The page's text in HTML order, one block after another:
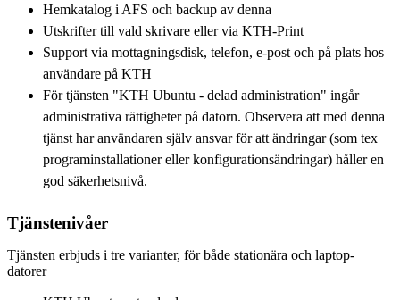
Hemkatalog i AFS och backup av denna
Utskrifter till vald skrivare eller via KTH-Print
Support via mottagningsdisk, telefon, e-post och på plats hos
användare på KTH
För tjänsten "KTH Ubuntu - delad administration" ingår
administrativa rättigheter på datorn. Observera att med denna
tjänst har användaren själv ansvar för att ändringar (som tex
programinstallationer eller konfigurationsändringar) håller en
god säkerhetsnivå.
Tjänstenivåer
Tjänsten erbjuds i tre varianter, för både stationära och laptop-
datorer